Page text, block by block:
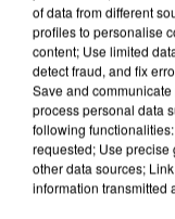
of data from different
profiles to personalise
content; Use limited
detect fraud, and fix
Save and
process personal data
following
requested; Use
other data sources;
information transmitted